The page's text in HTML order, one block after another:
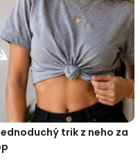
trik z neho za